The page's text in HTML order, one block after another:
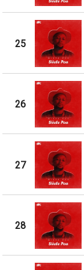
25
26
27
28